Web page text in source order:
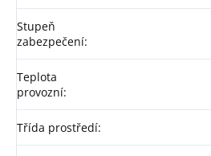
Stupeň
zabezpečení:
Teplota
provozní:
Třída prostředí: